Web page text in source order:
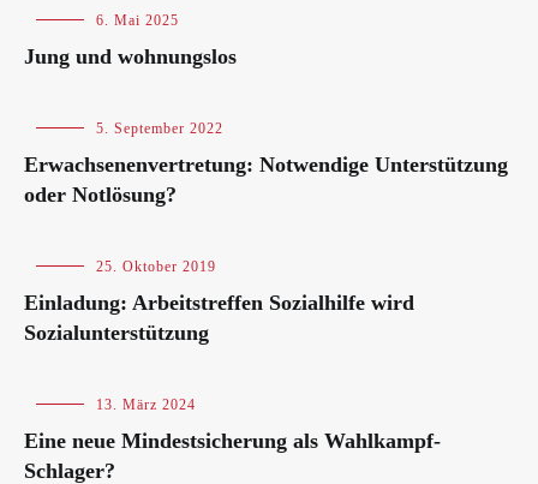
Blog 6. Mai 2025
Jung und wohnungslos
Blog 5. September 2022
Erwachsenenvertretung: Notwendige Unterstützung
oder Notlösung?
Blog ,
25. Oktober 2019
Einladung: Arbeitstreffen Sozialhilfe wird
Sozialunterstützung
Blog 13. März 2024
Eine neue Mindestsicherung als Wahlkampf-
Schlager?